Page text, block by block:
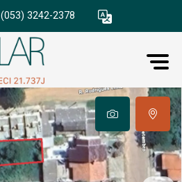
(053) 3242-2378